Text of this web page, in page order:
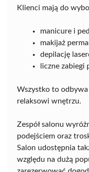
Klienci mają do
manicure i
makijaż
depilację
liczne zabiegi
Wszystko to
relaksowi wnętrzu.
Zespół salonu
podejściem oraz
Salon udostępnia
względu na dużą